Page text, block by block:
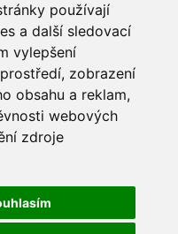
používají
a další sledovací
vylepšení
zobrazení
obsahu a reklam,
webových
zdroje
rostlin, tradičně